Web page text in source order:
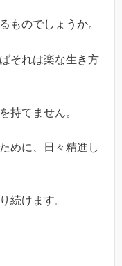
ものでしょうか。
それは楽な生き方
持てません。
めに、日々精進し
続けます。